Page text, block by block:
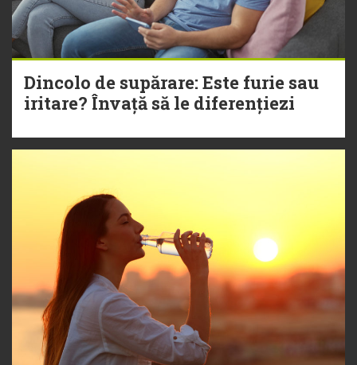
Dincolo de supărare: Este furie sau
iritare? Învață să le diferențiezi